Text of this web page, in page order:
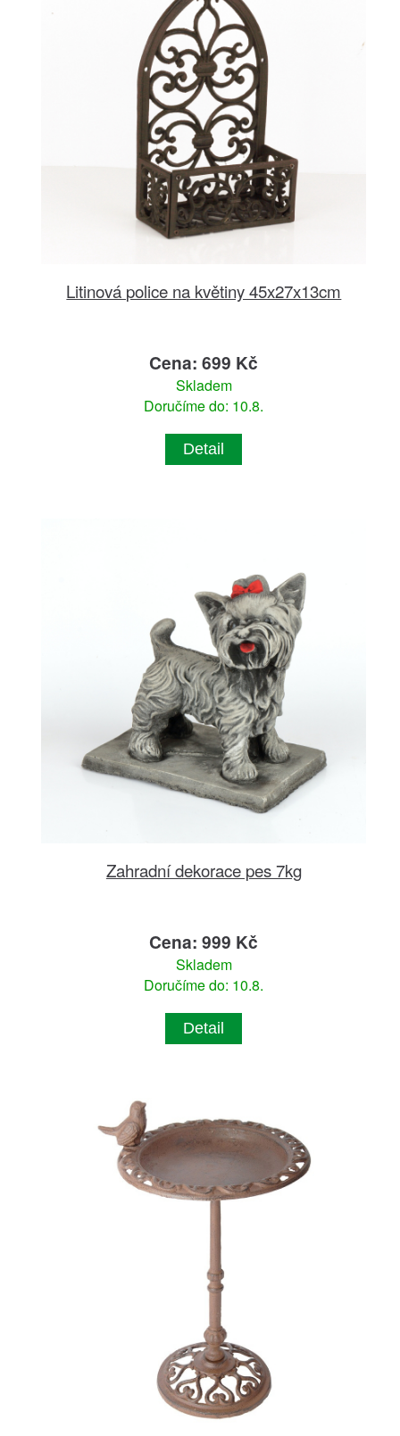
Litinová police na květiny 45x27x13cm
Cena: 699 Kč
Skladem
Doručíme do: 10.8.
Detail
Zahradní dekorace pes 7kg
Cena: 999 Kč
Skladem
Doručíme do: 10.8.
Detail